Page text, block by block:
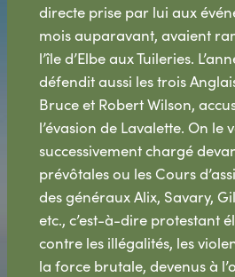
directe prise par lui aux
mois auparavant, avaient
l’île d’Elbe aux Tuileries.
défendit aussi les trois
Bruce et Robert Wilson,
l’évasion de Lavalette. On le
successivement chargé
prévôtales ou les Cours
des généraux Alix, Savary,
etc., c’est-à-dire protestant
contre les illégalités, les
la force brutale, devenus à